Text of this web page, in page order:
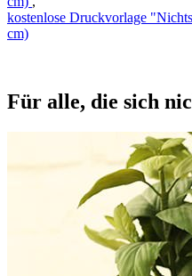
kostenlose Druckvorlage
cm)
Für alle, die sich